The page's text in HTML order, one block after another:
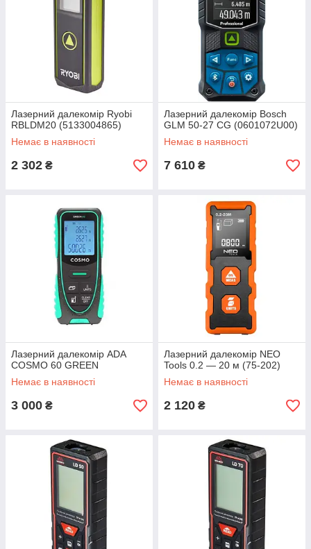
Лазерний далекомір Ryobi
RBLDM20 (5133004865)
Немає в наявності
2 302 ₴
Лазерний далекомір Bosch
GLM 50-27 CG (0601072U00)
Немає в наявності
7 610 ₴
Лазерний далекомір ADA
COSMO 60 GREEN
Немає в наявності
3 000 ₴
Лазерний далекомір NEO
Tools 0.2 — 20 м (75-202)
Немає в наявності
2 120 ₴